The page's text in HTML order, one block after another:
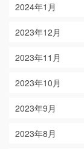
2024年1月
2023年12月
2023年11月
2023年10月
2023年9月
2023年8月